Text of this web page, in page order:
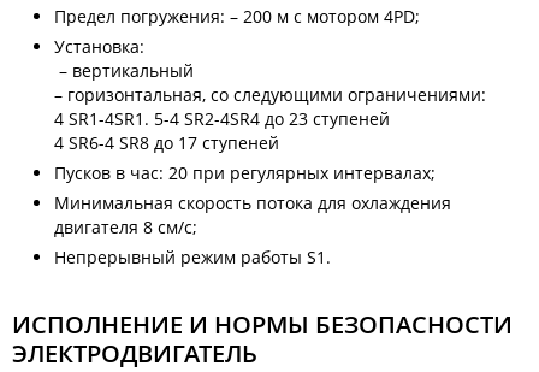
Предел погружения: – 200 м с мотором 4PD;
Установка:
– вертикальный
– горизонтальная, со следующими ограничениями:
4 SR1-4SR1. 5-4 SR2-4SR4 до 23 ступеней
4 SR6-4 SR8 до 17 ступеней
Пусков в час: 20 при регулярных интервалах;
Минимальная скорость потока для охлаждения
двигателя 8 см/с;
Непрерывный режим работы S1.
ИСПОЛНЕНИЕ И НОРМЫ БЕЗОПАСНОСТИ
ЭЛЕКТРОДВИГАТЕЛЬ